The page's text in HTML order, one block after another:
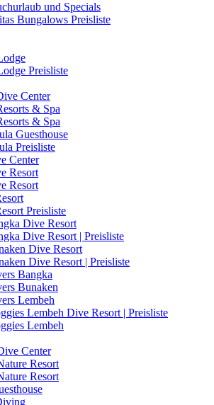
und Specials
Bungalows Preisliste
Preisliste
Center
& Spa
& Spa
Guesthouse
Preisliste
Center
Resort
Resort
Preisliste
Dive Resort
Dive Resort | Preisliste
Dive Resort
Dive Resort | Preisliste
Bangka
Bunaken
Lembeh
Lembeh Dive Resort | Preisliste
Lembeh
Center
Resort
Resort